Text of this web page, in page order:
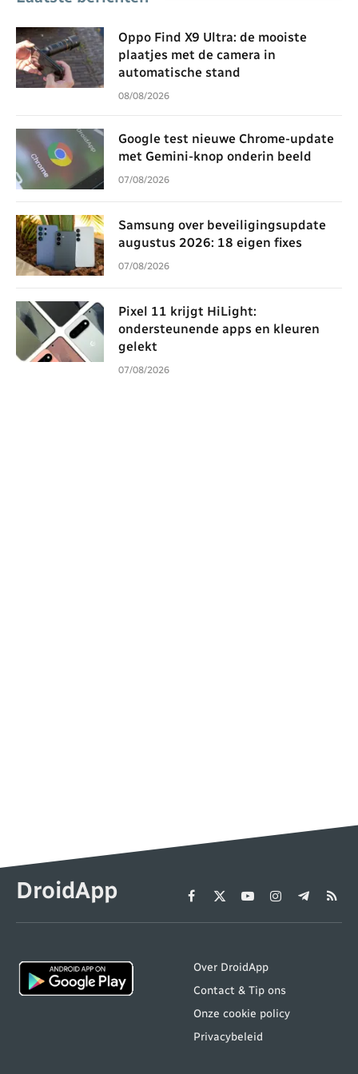
Oppo Find X9 Ultra: de mooiste
plaatjes met de camera in
automatische stand
08/08/2026
Google test nieuwe Chrome-update
met Gemini-knop onderin beeld
07/08/2026
Samsung over beveiligingsupdate
augustus 2026: 18 eigen fixes
07/08/2026
Pixel 11 krijgt HiLight:
ondersteunende apps en kleuren
gelekt
07/08/2026
DroidApp Facebook
X
(Twitter)
YouTubeInstagram
Telegram
RSS
Over DroidApp
Contact & Tip ons
Onze cookie policy
Privacybeleid